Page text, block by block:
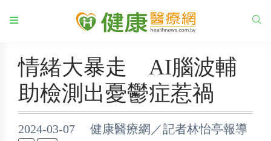
情緒大暴走 AI腦波輔
助檢測出憂鬱症惹禍
2024-03-07 健康醫療網／記者林怡亭報導